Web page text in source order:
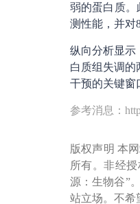
弱的蛋白质。
测性能，并对
纵向分析显示
白质组失调的
干预的关键窗
参考消息：
版权声明 本
所有。非经
源：生物谷”
站立场。不希